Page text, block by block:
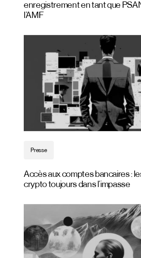
enregistrement en tant que
l’AMF
Presse
Accès aux comptes bancaires :
crypto toujours dans l’impasse